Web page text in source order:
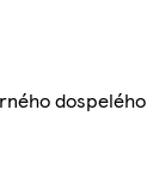
dospelého